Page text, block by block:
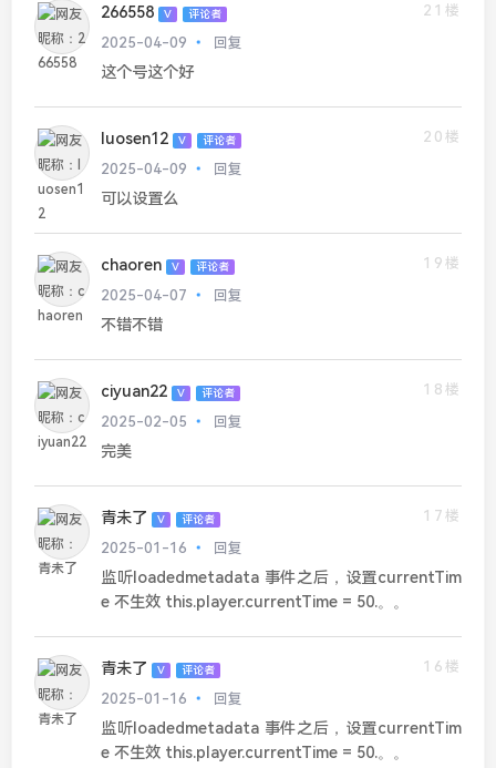
266558 V 评论者
21楼
2025-04-09
回复
这个号这个好
luosen12 V 评论者
20楼
2025-04-09
回复
可以设置么
chaoren V 评论者
19楼
2025-04-07
回复
不错不错
ciyuan22 V 评论者
18楼
2025-02-05
回复
完美
青未了 V 评论者
17楼
2025-01-16
回复
监听loadedmetadata 事件之后，设置currentTim
e 不生效 this.player.currentTime = 50.。。
青未了 V 评论者
16楼
2025-01-16
回复
监听loadedmetadata 事件之后，设置currentTim
e 不生效 this.player.currentTime = 50.。。